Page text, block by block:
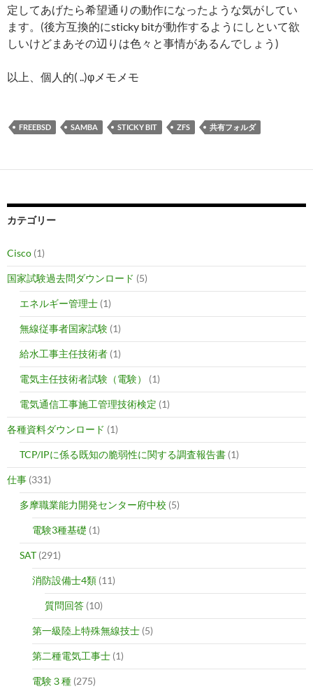
定してあげたら希望通りの動作になったような気がしてい
ます。(後方互換的にsticky bitが動作するようにしといて欲
しいけどまあその辺りは色々と事情があるんでしょう)
以上、個人的( ..)φメモメモ
FREEBSD SAMBA STICKY BIT ZFS 共有フォルダ
カテゴリー
Cisco (1)
国家試験過去問ダウンロード (5)
エネルギー管理士 (1)
無線従事者国家試験 (1)
給水工事主任技術者 (1)
電気主任技術者試験（電験） (1)
電気通信工事施工管理技術検定 (1)
各種資料ダウンロード (1)
TCP/IPに係る既知の脆弱性に関する調査報告書 (1)
仕事 (331)
多摩職業能力開発センター府中校 (5)
電験3種基礎 (1)
SAT (291)
消防設備士4類 (11)
質問回答 (10)
第一級陸上特殊無線技士 (5)
第二種電気工事士 (1)
電験３種 (275)